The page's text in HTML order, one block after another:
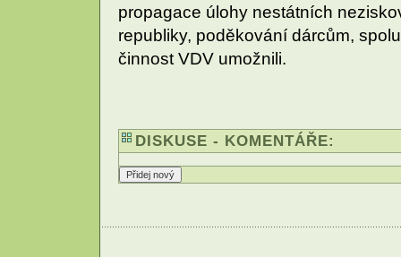
propagace úlohy nestátních
republiky, poděkování dárcům,
činnost VDV umožnili.
DISKUSE - KOMENTÁŘE: